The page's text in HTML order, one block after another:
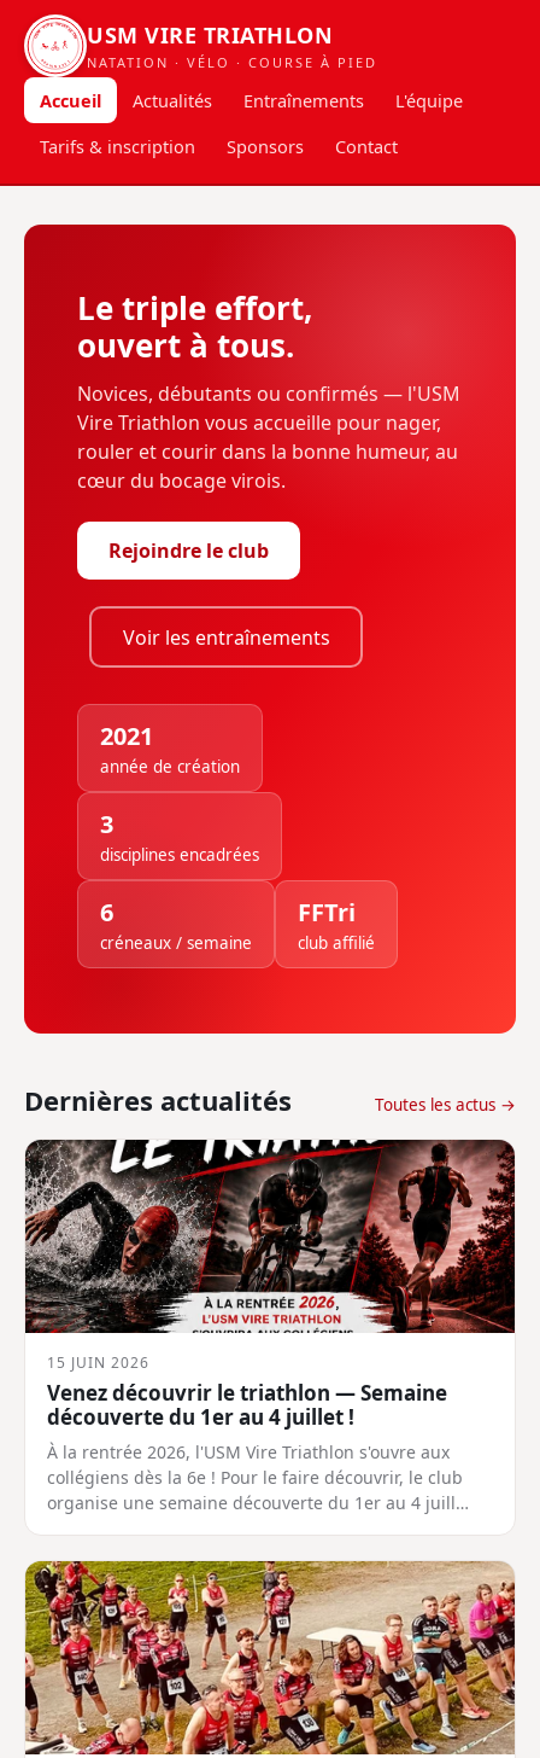
USM VIRE TRIATHLON
DEPUIS 2021
USM VIRE TRIATHLON
NATATION · VÉLO · COURSE À PIED
Accueil Actualités Entraînements
L'équipe
Tarifs & inscription
Sponsors Contact
Le triple effort,
ouvert à tous.
Novices, débutants ou confirmés — l'USM
Vire Triathlon vous accueille pour nager,
rouler et courir dans la bonne humeur, au
cœur du bocage virois.
Rejoindre le club
Voir les entraînements
2021
année de création
3
disciplines encadrées
6
créneaux / semaine
FFTri
club affilié
Dernières actualités Toutes les actus →
15 JUIN 2026
Venez découvrir le triathlon — Semaine
découverte du 1er au 4 juillet !
À la rentrée 2026, l'USM Vire Triathlon s'ouvre aux
collégiens dès la 6e ! Pour le faire découvrir, le club
organise une semaine découverte du 1er au 4 juill…